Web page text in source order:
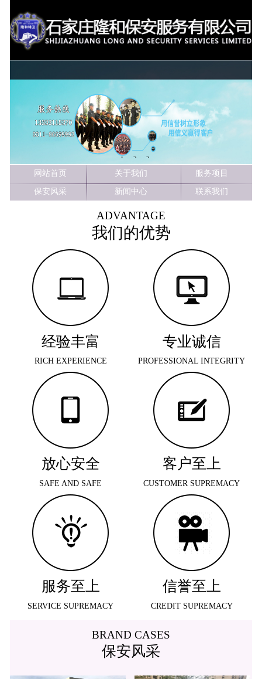
1 2
3
网站首页
关于我们 服务项目
保安风采 新闻中心 联系我们
ADVANTAGE
我们的优势
经验丰富
RICH EXPERIENCE
专业诚信
PROFESSIONAL INTEGRITY
放心安全
SAFE AND SAFE
客户至上
CUSTOMER SUPREMACY
服务至上
SERVICE SUPREMACY
信誉至上
CREDIT SUPREMACY
BRAND CASES
保安风采